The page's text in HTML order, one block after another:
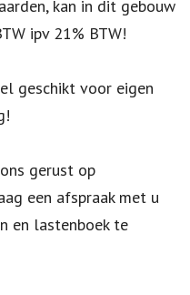
kan in dit gebouw
ipv 21% BTW!
geschikt voor eigen
gerust op
een afspraak met u
en lastenboek te